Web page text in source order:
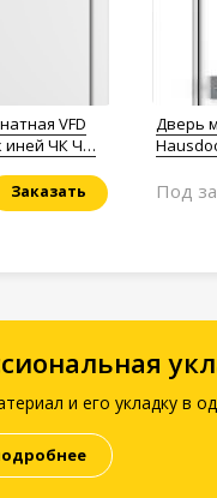
VFD
Заказать
Дверь
Под
и его укладку в